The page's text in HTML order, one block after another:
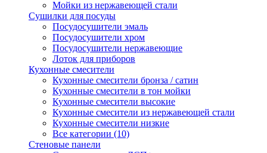
Мойки из нержавеющей стали
Сушилки для посуды
Посудосушители эмаль
Посудосушители хром
Посудосушители нержавеющие
Лоток для приборов
Кухонные смесители
Кухонные смесители бронза / сатин
Кухонные смесители в тон мойки
Кухонные смесители высокие
Кухонные смесители из нержавеющей стали
Кухонные смесители низкие
Все категории (10)
Стеновые панели